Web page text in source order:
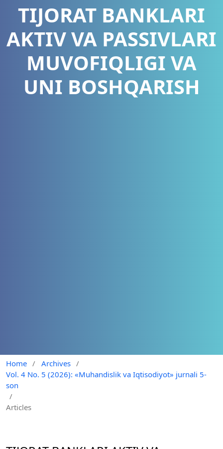
TIJORAT BANKLARI
AKTIV VA PASSIVLARI
MUVOFIQLIGI VA
UNI BOSHQARISH
Home / Archives /
Vol. 4 No. 5 (2026): «Muhandislik va Iqtisodiyot» jurnali 5-
son
/
Articles